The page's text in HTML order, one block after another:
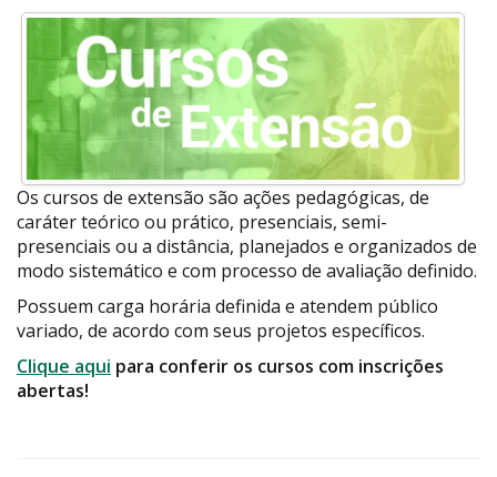
Os cursos de extensão são ações pedagógicas, de
caráter teórico ou prático, presenciais, semi-
presenciais ou a distância, planejados e organizados de
modo sistemático e com processo de avaliação definido.
Possuem carga horária definida e atendem público
variado, de acordo com seus projetos específicos.
Clique aqui para conferir os cursos com inscrições
abertas!